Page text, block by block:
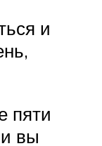
и
пяти
вы